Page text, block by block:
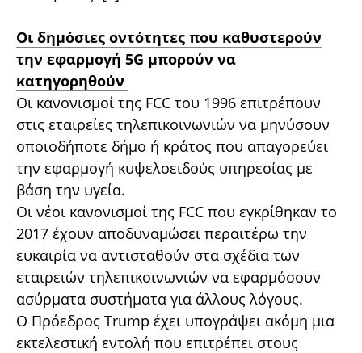
Οι δημόσιες οντότητες που καθυστερούν
την εφαρμογή 5G μπορούν να
κατηγορηθούν
Οι κανονισμοί της FCC του 1996 επιτρέπουν
στις εταιρείες τηλεπικοινωνιών να μηνύσουν
οποιοδήποτε δήμο ή κράτος που απαγορεύει
την εφαρμογή κυψελοειδούς υπηρεσίας με
βάση την υγεία.
Οι νέοι κανονισμοί της FCC που εγκρίθηκαν το
2017 έχουν αποδυναμώσει περαιτέρω την
ευκαιρία να αντισταθούν στα σχέδια των
εταιρειών τηλεπικοινωνιών να εφαρμόσουν
ασύρματα συστήματα για άλλους λόγους.
Ο Πρόεδρος Trump έχει υπογράψει ακόμη μια
εκτελεστική εντολή που επιτρέπει στους